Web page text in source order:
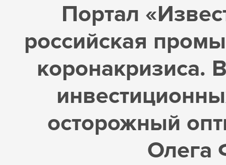
Портал
российская
коронакризиса.
осторожный
Олега